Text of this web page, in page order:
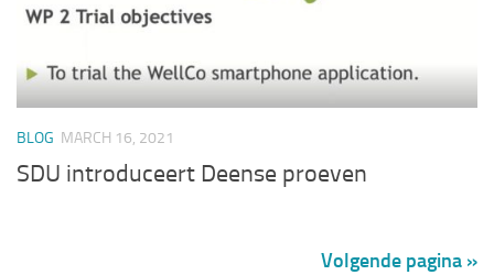
BLOG MARCH 16, 2021
SDU introduceert Deense proeven
Volgende pagina »